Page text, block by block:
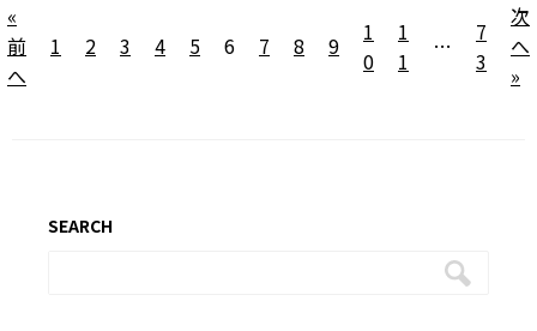
«
前
へ
1 2 3 4 5 6 7 8 9
1
0
1
1
…
7
3
次
へ
»
SEARCH